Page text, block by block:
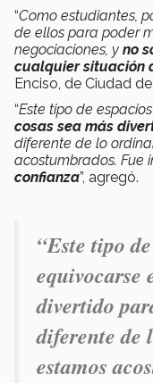
“Como estudiantes,
de ellos para poder
negociaciones, y no
cualquier situación
Enciso, de Ciudad
“Este tipo de
cosas sea más
diferente de lo
acostumbrados. Fue
confianza”, agregó.
“Este tipo
equivocarse
divertido
diferente de
estamos